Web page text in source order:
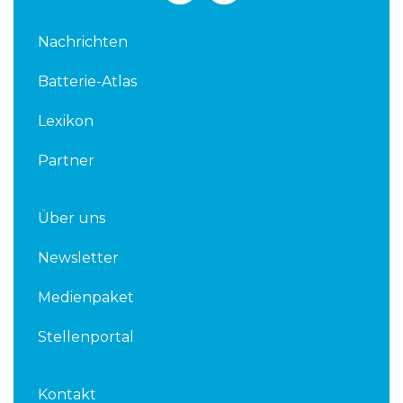
Nachrichten
Batterie-Atlas
Lexikon
Partner
Über uns
Newsletter
Medienpaket
Stellenportal
Kontakt